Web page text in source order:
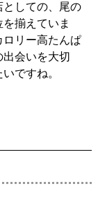
しての、尾の
揃えていま
リー高たんぱ
出会いを大切
ですね。